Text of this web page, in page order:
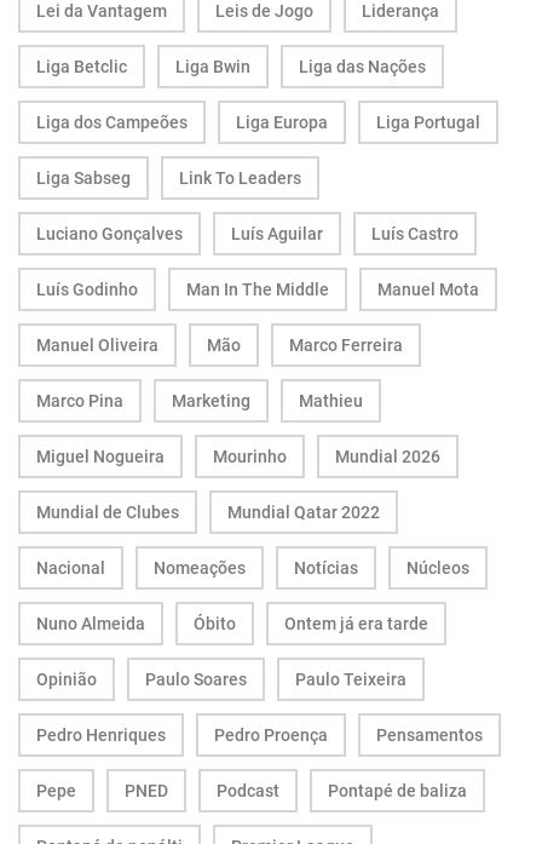
Lei da Vantagem Leis de Jogo Liderança
Liga Betclic Liga Bwin Liga das Nações
Liga dos Campeões Liga Europa Liga Portugal
Liga Sabseg Link To Leaders
Luciano Gonçalves Luís Aguilar Luís Castro
Luís Godinho Man In The Middle Manuel Mota
Manuel Oliveira Mão Marco Ferreira
Marco Pina Marketing Mathieu
Miguel Nogueira Mourinho Mundial 2026
Mundial de Clubes Mundial Qatar 2022
Nacional Nomeações Notícias Núcleos
Nuno Almeida Óbito Ontem já era tarde
Opinião Paulo Soares Paulo Teixeira
Pedro Henriques Pedro Proença Pensamentos
Pepe PNED Podcast Pontapé de baliza